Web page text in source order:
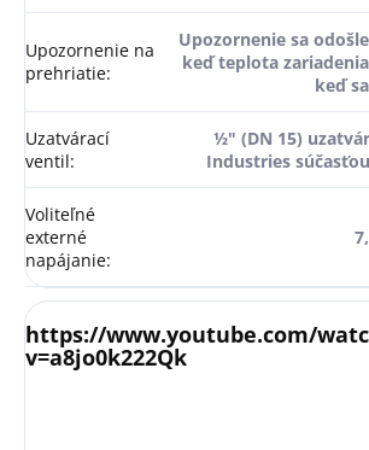
Upozornenie na
prehriatie:
Upozornenie sa
keď teplota
keď
Uzatvárací
ventil:
½" (DN 15)
Industries
Voliteľné
externé
napájanie:
https://www.youtube.com/
v=a8jo0k222Qk